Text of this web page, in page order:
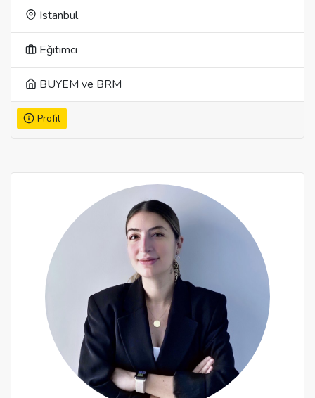
Istanbul
Eğitimci
BUYEM ve BRM
Profil